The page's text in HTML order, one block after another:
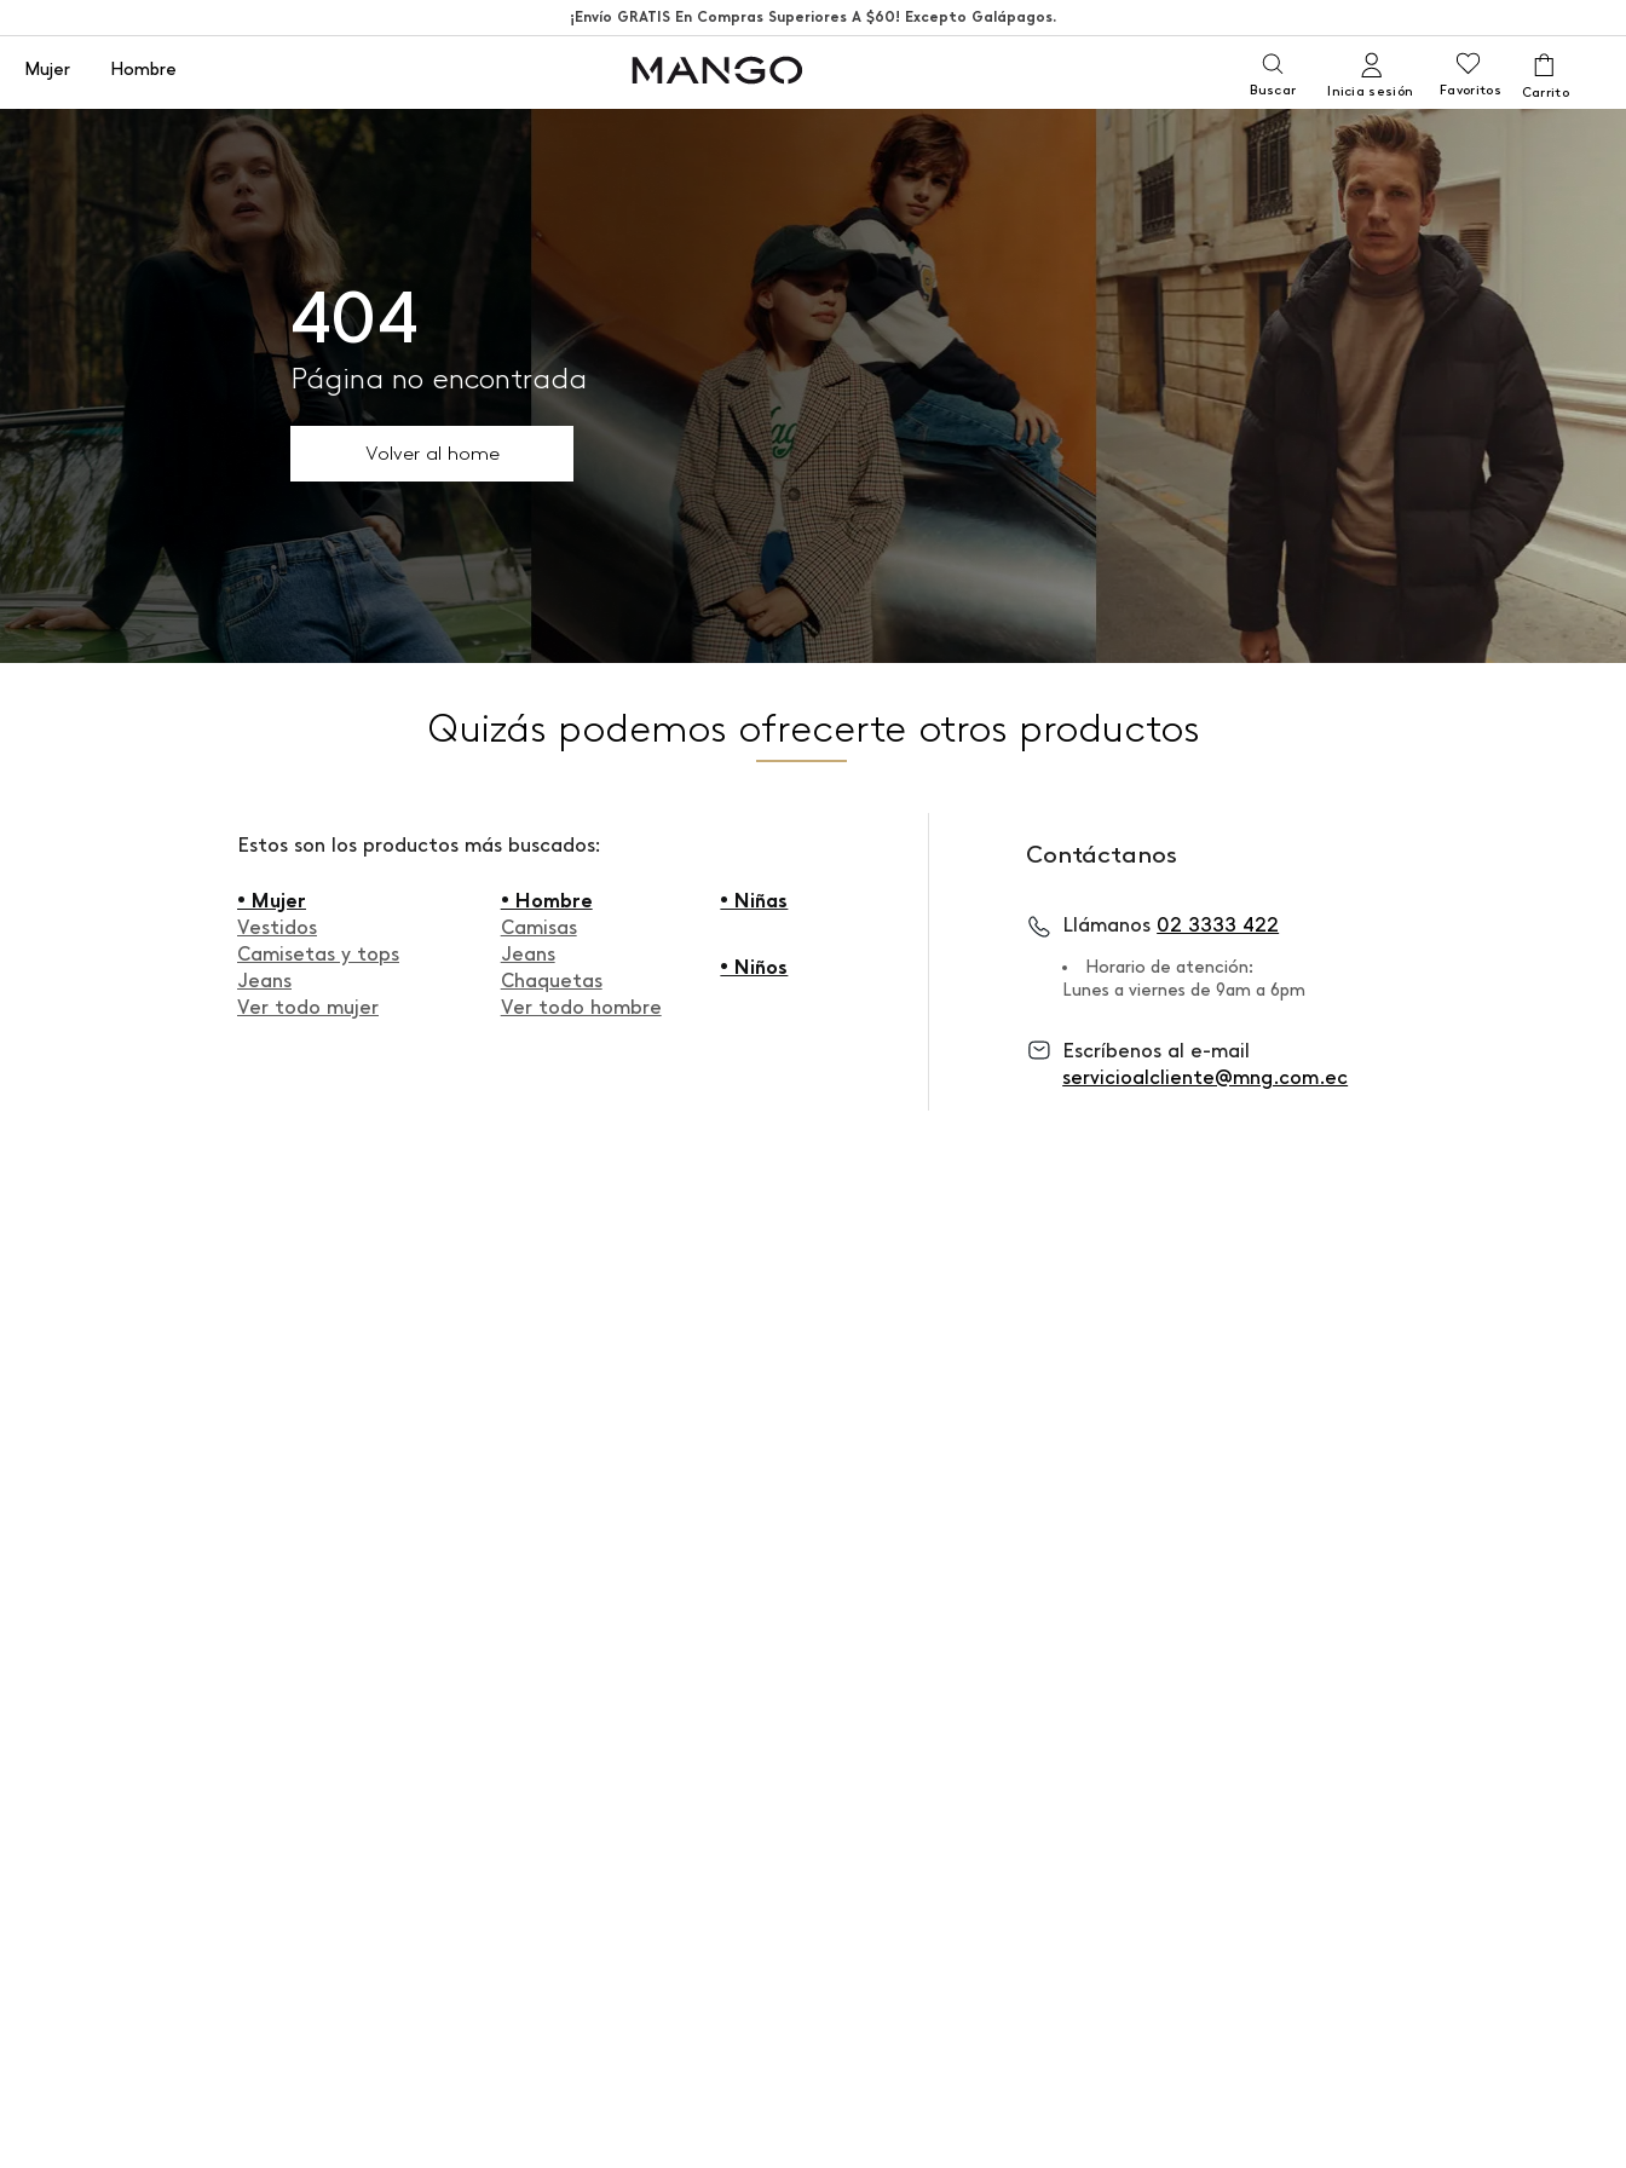
¡Envío GRATIS En Compras Superiores A $60! Excepto Galápagos.
Menú
Mujer Hombre
Buscar Inicia sesión Favoritos
404
Página no encontrada
Volver al home
Quizás podemos ofrecerte otros productos
Estos son los productos más buscados:
• Mujer
Vestidos
Camisetas y tops
Jeans
Ver todo mujer
• Hombre
Camisas
Jeans
Chaquetas
Ver todo hombre
• Niñas
• Niños
Contáctanos
Llámanos 02 3333 422
Horario de atención:
Lunes a viernes de 9am a 6pm
Escríbenos al e-mail
servicioalcliente@mng.com.ec